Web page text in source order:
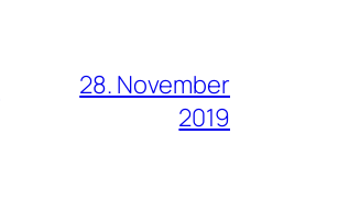
28. November
2019